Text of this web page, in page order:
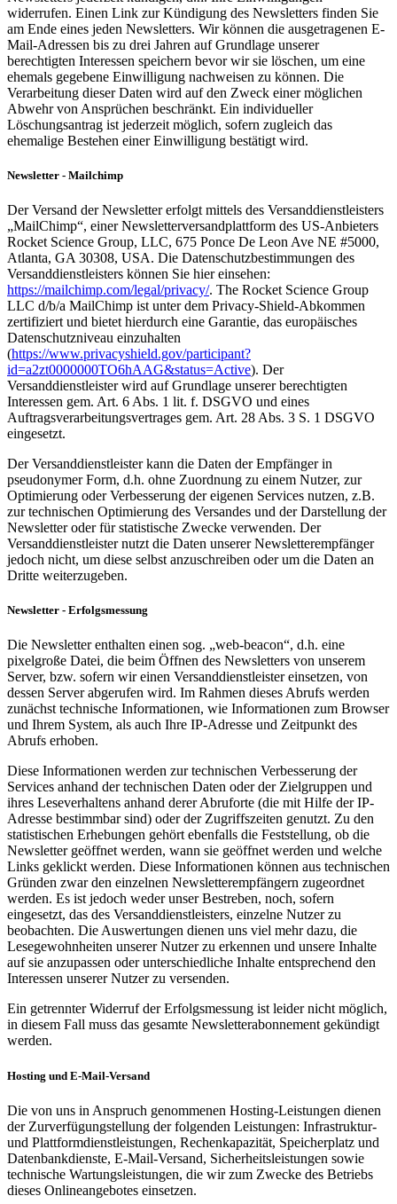
widerrufen. Einen Link zur Kündigung des Newsletters finden Sie
am Ende eines jeden Newsletters. Wir können die ausgetragenen E-
Mail-Adressen bis zu drei Jahren auf Grundlage unserer
berechtigten Interessen speichern bevor wir sie löschen, um eine
ehemals gegebene Einwilligung nachweisen zu können. Die
Verarbeitung dieser Daten wird auf den Zweck einer möglichen
Abwehr von Ansprüchen beschränkt. Ein individueller
Löschungsantrag ist jederzeit möglich, sofern zugleich das
ehemalige Bestehen einer Einwilligung bestätigt wird.
Newsletter - Mailchimp
Der Versand der Newsletter erfolgt mittels des Versanddienstleisters
„MailChimp“, einer Newsletterversandplattform des US-Anbieters
Rocket Science Group, LLC, 675 Ponce De Leon Ave NE #5000,
Atlanta, GA 30308, USA. Die Datenschutzbestimmungen des
Versanddienstleisters können Sie hier einsehen:
https://mailchimp.com/legal/privacy/. The Rocket Science Group
LLC d/b/a MailChimp ist unter dem Privacy-Shield-Abkommen
zertifiziert und bietet hierdurch eine Garantie, das europäisches
Datenschutzniveau einzuhalten
(https://www.privacyshield.gov/participant?
id=a2zt0000000TO6hAAG&status=Active). Der
Versanddienstleister wird auf Grundlage unserer berechtigten
Interessen gem. Art. 6 Abs. 1 lit. f. DSGVO und eines
Auftragsverarbeitungsvertrages gem. Art. 28 Abs. 3 S. 1 DSGVO
eingesetzt.
Der Versanddienstleister kann die Daten der Empfänger in
pseudonymer Form, d.h. ohne Zuordnung zu einem Nutzer, zur
Optimierung oder Verbesserung der eigenen Services nutzen, z.B.
zur technischen Optimierung des Versandes und der Darstellung der
Newsletter oder für statistische Zwecke verwenden. Der
Versanddienstleister nutzt die Daten unserer Newsletterempfänger
jedoch nicht, um diese selbst anzuschreiben oder um die Daten an
Dritte weiterzugeben.
Newsletter - Erfolgsmessung
Die Newsletter enthalten einen sog. „web-beacon“, d.h. eine
pixelgroße Datei, die beim Öffnen des Newsletters von unserem
Server, bzw. sofern wir einen Versanddienstleister einsetzen, von
dessen Server abgerufen wird. Im Rahmen dieses Abrufs werden
zunächst technische Informationen, wie Informationen zum Browser
und Ihrem System, als auch Ihre IP-Adresse und Zeitpunkt des
Abrufs erhoben.
Diese Informationen werden zur technischen Verbesserung der
Services anhand der technischen Daten oder der Zielgruppen und
ihres Leseverhaltens anhand derer Abruforte (die mit Hilfe der IP-
Adresse bestimmbar sind) oder der Zugriffszeiten genutzt. Zu den
statistischen Erhebungen gehört ebenfalls die Feststellung, ob die
Newsletter geöffnet werden, wann sie geöffnet werden und welche
Links geklickt werden. Diese Informationen können aus technischen
Gründen zwar den einzelnen Newsletterempfängern zugeordnet
werden. Es ist jedoch weder unser Bestreben, noch, sofern
eingesetzt, das des Versanddienstleisters, einzelne Nutzer zu
beobachten. Die Auswertungen dienen uns viel mehr dazu, die
Lesegewohnheiten unserer Nutzer zu erkennen und unsere Inhalte
auf sie anzupassen oder unterschiedliche Inhalte entsprechend den
Interessen unserer Nutzer zu versenden.
Ein getrennter Widerruf der Erfolgsmessung ist leider nicht möglich,
in diesem Fall muss das gesamte Newsletterabonnement gekündigt
werden.
Hosting und E-Mail-Versand
Die von uns in Anspruch genommenen Hosting-Leistungen dienen
der Zurverfügungstellung der folgenden Leistungen: Infrastruktur-
und Plattformdienstleistungen, Rechenkapazität, Speicherplatz und
Datenbankdienste, E-Mail-Versand, Sicherheitsleistungen sowie
technische Wartungsleistungen, die wir zum Zwecke des Betriebs
dieses Onlineangebotes einsetzen.